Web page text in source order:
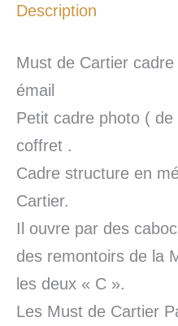
Description
Must de Cartier
émail
Petit cadre photo (
coffret .
Cadre structure en
Cartier.
Il ouvre par des
des remontoirs de la
les deux « C ».
Les Must de Cartier